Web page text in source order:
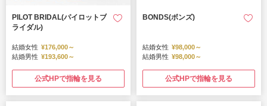
PILOT BRIDAL(パイロットブ
ライダル)
結婚女性 ¥176,000～
結婚男性 ¥193,600～
公式HPで指輪を見る
BONDS(ボンズ)
結婚女性 ¥98,000～
結婚男性 ¥98,000～
公式HPで指輪を見る